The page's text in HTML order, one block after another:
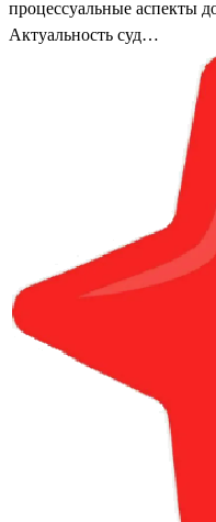
процессуальные аспекты
Актуальность суд…